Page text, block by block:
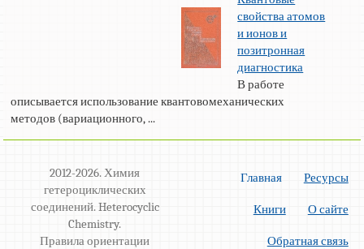
свойства атомов
и ионов и
позитронная
диагностика
В работе
описывается использование квантовомеханических
методов (вариационного, ...
2012-2026. Химия
гетероциклических
соединений. Heterocyclic
Chemistry.
Правила ориентации
Главная Ресурсы
Книги О сайте
Обратная связь